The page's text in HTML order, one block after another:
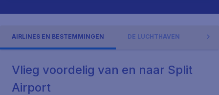
AIRLINES EN BESTEMMINGEN DE LUCHTHAVEN
Vlieg voordelig van en naar Split
Airport